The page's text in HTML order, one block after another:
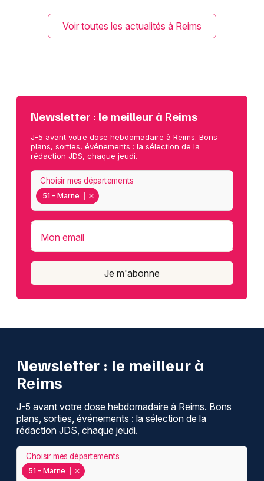
Voir toutes les actualités à Reims
Newsletter : le meilleur à Reims
J-5 avant votre dose hebdomadaire à Reims. Bons
plans, sorties, événements : la sélection de la
rédaction JDS, chaque jeudi.
51 - Marne
Choisir mes départements
Mon email
Je m'abonne
Newsletter : le meilleur à
Reims
J-5 avant votre dose hebdomadaire à Reims. Bons
plans, sorties, événements : la sélection de la
rédaction JDS, chaque jeudi.
51 - Marne
Choisir mes départements